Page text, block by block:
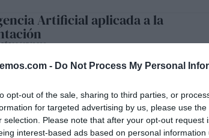
- Do Not Process My Personal
opt-out of the sale, sharing to third parties, or
for targeted advertising by us, please use
selection. Please note that after your opt-out request
interest-based ads based on personal
Artificial aplicada a la
09/07/2023
talento y competitivIdAd